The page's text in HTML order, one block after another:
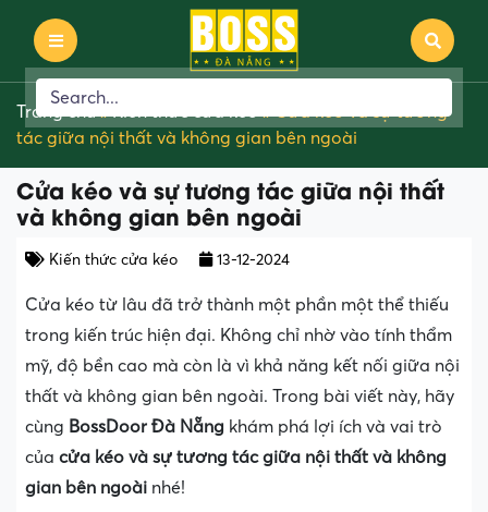
Trang chủ
tác giữa nội thất và không gian bên ngoài
Cửa kéo và sự tương tác giữa nội thất
và không gian bên ngoài
Kiến thức cửa kéo 13-12-2024
Cửa kéo từ lâu đã trở thành một phần một thể thiếu
trong kiến trúc hiện đại. Không chỉ nhờ vào tính thẩm
mỹ, độ bền cao mà còn là vì khả năng kết nối giữa nội
thất và không gian bên ngoài. Trong bài viết này, hãy
cùng BossDoor Đà Nẵng khám phá lợi ích và vai trò
của cửa kéo và sự tương tác giữa nội thất và không
gian bên ngoài nhé!